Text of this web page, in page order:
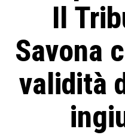
Il
Savona
validità